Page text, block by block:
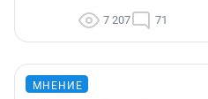
7 207 71
МНЕНИЕ